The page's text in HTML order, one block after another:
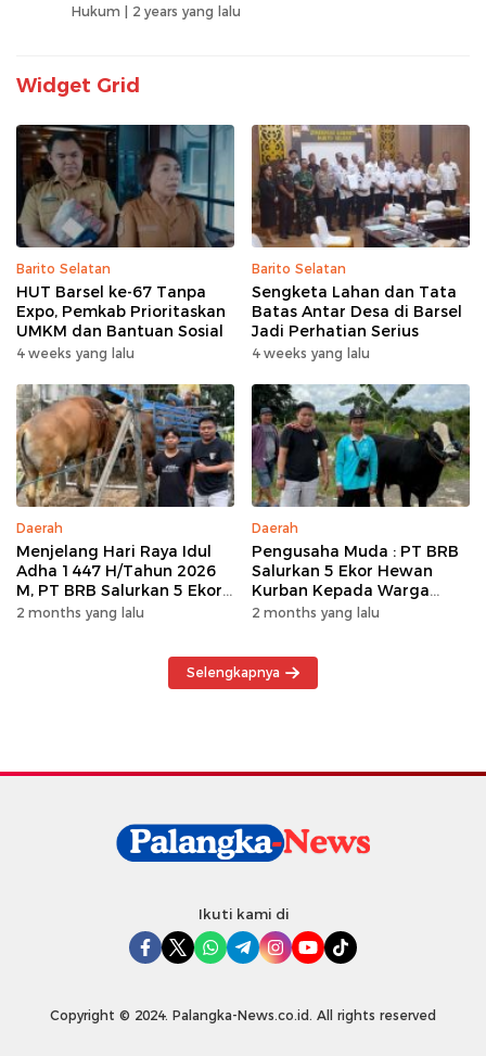
Hukum | 2 years yang lalu
Widget Grid
Barito Selatan
HUT Barsel ke-67 Tanpa
Expo, Pemkab Prioritaskan
UMKM dan Bantuan Sosial
4 weeks yang lalu
Barito Selatan
Sengketa Lahan dan Tata
Batas Antar Desa di Barsel
Jadi Perhatian Serius
4 weeks yang lalu
Daerah
Menjelang Hari Raya Idul
Adha 1447 H/Tahun 2026
M, PT BRB Salurkan 5 Ekor
Hewan Kurban Kepada
2 months yang lalu
Daerah
Pengusaha Muda : PT BRB
Salurkan 5 Ekor Hewan
Kurban Kepada Warga
Khususnya Wilayah
2 months yang lalu
Selengkapnya
Ikuti kami di
Copyright © 2024. Palangka-News.co.id. All rights reserved